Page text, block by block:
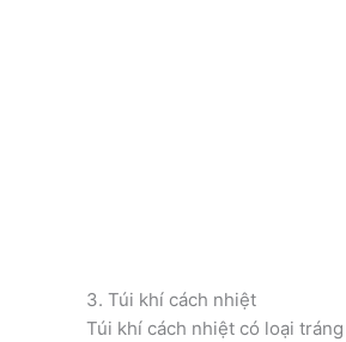
3. Túi khí cách nhiệt
Túi khí cách nhiệt có loại